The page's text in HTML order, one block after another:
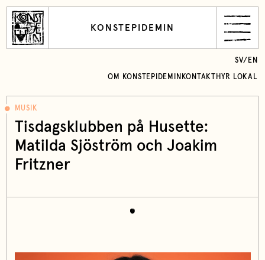
KONSTEPIDEMIN
OM KONSTEPIDEMIN KONTAKT HYR LOKAL
SV/ EN
MUSIK
Tisdagsklubben på Husette:
Matilda Sjöström och Joakim
Fritzner